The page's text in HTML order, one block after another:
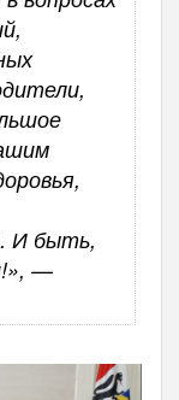
И быть,
—